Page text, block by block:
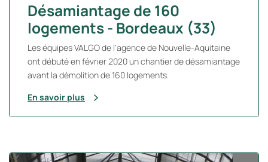
Désamiantage de 160
logements - Bordeaux (33)
Les équipes VALGO de l'agence de Nouvelle-Aquitaine
ont débuté en février 2020 un chantier de désamiantage
avant la démolition de 160 logements.
En savoir plus